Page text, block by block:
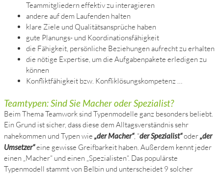
Teammitgliedern effektiv zu interagieren
andere auf dem Laufenden halten
klare Ziele und Qualitätsansprüche haben
gute Planungs- und Koordinationsfähigkeit
die Fähigkeit, persönliche Beziehungen aufrecht zu erhalten
die nötige Expertise, um die Aufgabenpakete erledigen zu
können
Konfliktfähigkeit bzw. Konfliklösungskompetenz …
Teamtypen: Sind Sie Macher oder Spezialist?
Beim Thema Teamwork sind Typenmodelle ganz besonders beliebt.
Ein Grund ist sicher, dass diese dem Alltagsverständnis sehr
nahekommen und Typen wie„der Macher“, “der Spezialist“oder„der
Umsetzer“eine gewisse Greifbarkeit haben. Außerdem kennt jeder
einen „Macher“ und einen „Spezialisten“. Das populärste
Typenmodell stammt von Belbin und unterscheidet 9 solcher